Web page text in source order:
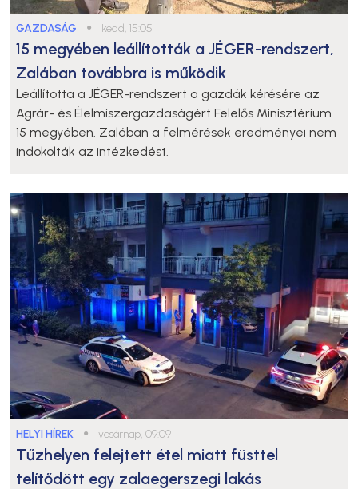
GAZDASÁG ● kedd, 15:05
15 megyében leállították a JÉGER-rendszert,
Zalában továbbra is működik
Leállította a JÉGER-rendszert a gazdák kérésére az
Agrár- és Élelmiszergazdaságért Felelős Minisztérium
15 megyében. Zalában a felmérések eredményei nem
indokolták az intézkedést.
HELYI HÍREK ● vasárnap, 09:09
Tűzhelyen felejtett étel miatt füsttel
telítődött egy zalaegerszegi lakás